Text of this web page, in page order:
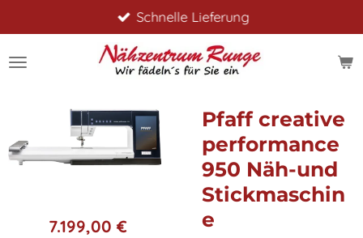
Hauptinhalt
springen
Schnelle Lieferung
Pfaff creative
performance
950 Näh-und
Stickmaschin
e
7.199,00 €